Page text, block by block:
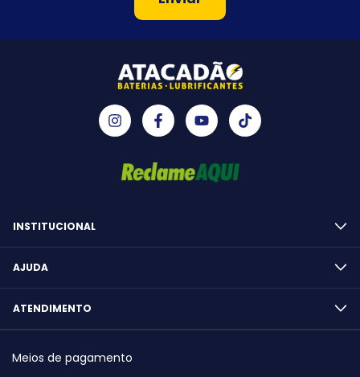
INSTITUCIONAL
AJUDA
ATENDIMENTO
Meios de pagamento